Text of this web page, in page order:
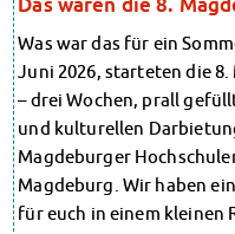
Infopoints &
Beratungstermine im
Unsere Organisation
Verwaltungsrat
Personalrat
Lageplan
Dokumente
Stellenangebote
Personalrat
Lageplan
Dokumente
Stellenangebote
Impressum
Erklärung zur
Was war das für ein
Juni 2026, starteten die
– drei Wochen, prall
und kulturellen
Magdeburger
Magdeburg. Wir haben
für euch in einem kleinen